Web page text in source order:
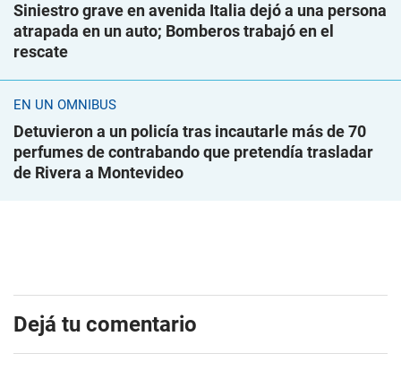
Siniestro grave en avenida Italia dejó a una persona
atrapada en un auto; Bomberos trabajó en el
rescate
EN UN ÓMNIBUS
Detuvieron a un policía tras incautarle más de 70
perfumes de contrabando que pretendía trasladar
de Rivera a Montevideo
Dejá tu comentario